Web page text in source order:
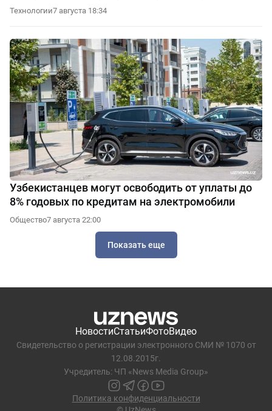
Технологии7 августа 18:34
Узбекистанцев могут освободить от уплаты до
8% годовых по кредитам на электромобили
Общество7 августа 22:00
Показать еще
НовостиСтатьиФотоВидео
Свидетельство о регистрации электронного СМИ № 1070 от
12.08.2015г.
Учредитель: ЧП «News Media Group»
Политика конфиденциальности